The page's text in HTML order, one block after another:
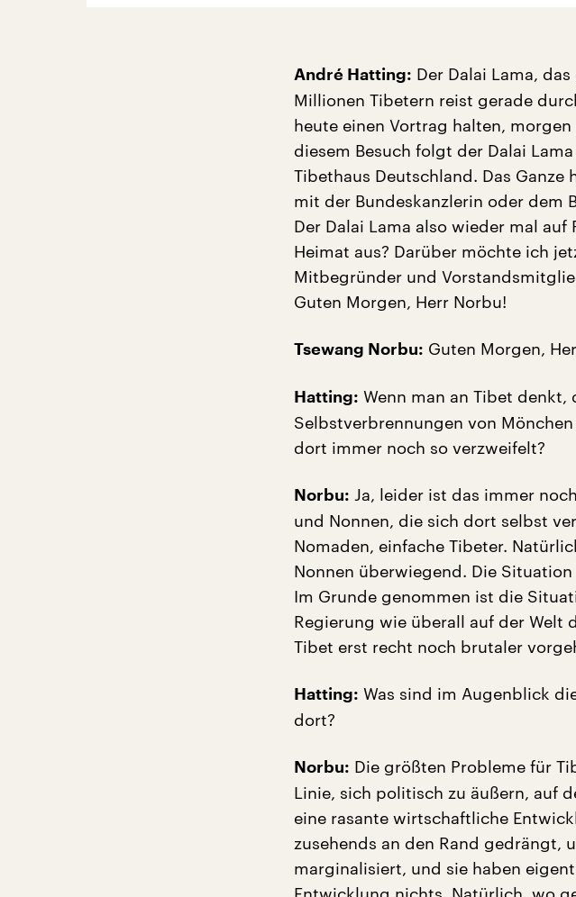
André Hatting: Der Dalai Lama,
Millionen Tibetern reist gerade
heute einen Vortrag halten,
diesem Besuch folgt der Dalai
Tibethaus Deutschland. Das Ganze
mit der Bundeskanzlerin oder dem
Der Dalai Lama also wieder mal
Heimat aus? Darüber möchte ich
Mitbegründer und
Guten Morgen, Herr Norbu!
Tsewang Norbu: Guten Morgen,
Hatting: Wenn man an Tibet
Selbstverbrennungen von
dort immer noch so verzweifelt?
Norbu: Ja, leider ist das immer
und Nonnen, die sich dort selbst
Nomaden, einfache Tibeter.
Nonnen überwiegend. Die
Im Grunde genommen ist die
Regierung wie überall auf der Welt
Tibet erst recht noch brutaler
Hatting: Was sind im Augenblick
dort?
Norbu: Die größten Probleme für
Linie, sich politisch zu äußern, auf
eine rasante wirtschaftliche
zusehends an den Rand gedrängt,
marginalisiert, und sie haben